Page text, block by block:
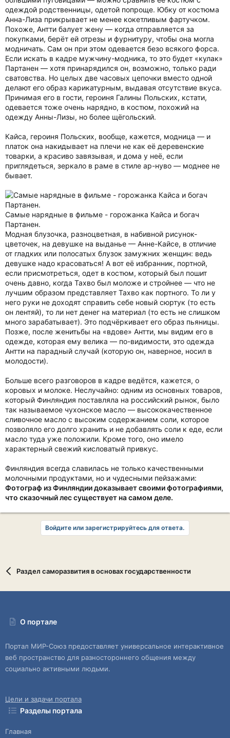
одеждой родственницы, одетой попроще. Юбку от костюма
Анна-Лиза прикрывает не менее кокетливым фартучком.
Похоже, Антти балует жену — когда отправляется за
покупками, берёт ей отрезы и фурнитуру, чтобы она могла
модничать. Сам он при этом одевается безо всякого форса.
Если искать в кадре мужчину-модника, то это будет «кулак»
Партанен — хотя принарядился он, возможно, только ради
сватовства. Но целых две часовых цепочки вместо одной
делают его образ карикатурным, выдавая отсутствие вкуса.
Принимая его в гости, героиня Галины Польских, кстати,
одевается тоже очень нарядно, в костюм, похожий на
одежду Анны-Лизы, но более щёгольский.
Кайса, героиня Польских, вообще, кажется, модница — и
платок она накидывает на плечи не как её деревенские
товарки, а красиво завязывая, и дома у неё, если
приглядеться, зеркало в раме в стиле ар-нуво — моднее не
бывает.
Самые нарядные в фильме - горожанка Кайса и богач
Партанен.
Модная блузочка, разноцветная, в набивной рисунок-
цветочек, на девушке на выданье — Анне-Кайсе, в отличие
от гладких или полосатых блузок замужних женщин: ведь
девушке надо красоваться! А вот её избранник, портной,
если присмотреться, одет в костюм, который был пошит
очень давно, когда Тахво был моложе и стройнее — что не
лучшим образом представляет Тахво как портного. То ли у
него руки не доходят справить себе новый сюртук (то есть
он лентяй), то ли нет денег на материал (то есть не слишком
много зарабатывает). Это подчёркивает его образ пьяницы.
Позже, после женитьбы на «вдове» Антти, мы видим его в
одежде, которая ему велика — по-видимости, это одежда
Антти на парадный случай (которую он, наверное, носил в
молодости).
Больше всего разговоров в кадре ведётся, кажется, о
коровых и молоке. Неслучайно: одним из основных товаров,
который Финляндия поставляла на российский рынок, было
так называемое чухонское масло — высококачественное
сливочное масло с высоким содержанием соли, которое
позволяло его долго хранить и не добавлять соли к еде, если
масло туда уже положили. Кроме того, оно имело
характерный свежий кисловатый привкус.
Финляндия всегда славилась не только качественными
молочными продуктами, но и чудесными пейзажами:
Фотограф из Финляндии доказывает своими фотографиями,
что сказочный лес существует на самом деле.
Войдите или зарегистрируйтесь для ответа.
Раздел саморазвития в основах государственности
О портале
Портал МИР-Союз предоставляет универсальное интерактивное
веб пространство для разностороннего общения между
социально активными людьми.
Цели и задачи портала
Разделы портала
Главная